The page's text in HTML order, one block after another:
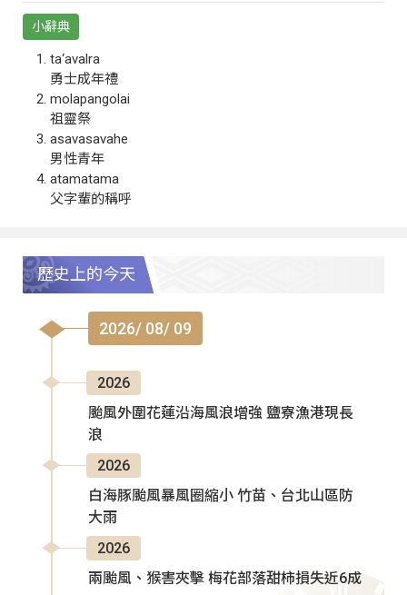
小辭典
ta‘avalra
勇士成年禮
molapangolai
祖靈祭
asavasavahe
男性青年
atamatama
父字輩的稱呼
歷史上的今天
2026/ 08/ 09
2026
颱風外圍花蓮沿海風浪增強 鹽寮漁港現長
浪
2026
白海豚颱風暴風圈縮小 竹苗、台北山區防
大雨
2026
兩颱風、猴害夾擊 梅花部落甜柿損失近6成